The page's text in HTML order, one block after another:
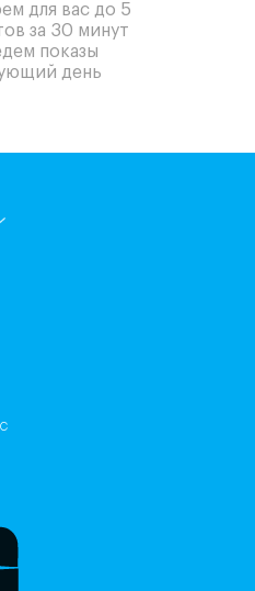
для вас до 5
за 30 минут
показы
день